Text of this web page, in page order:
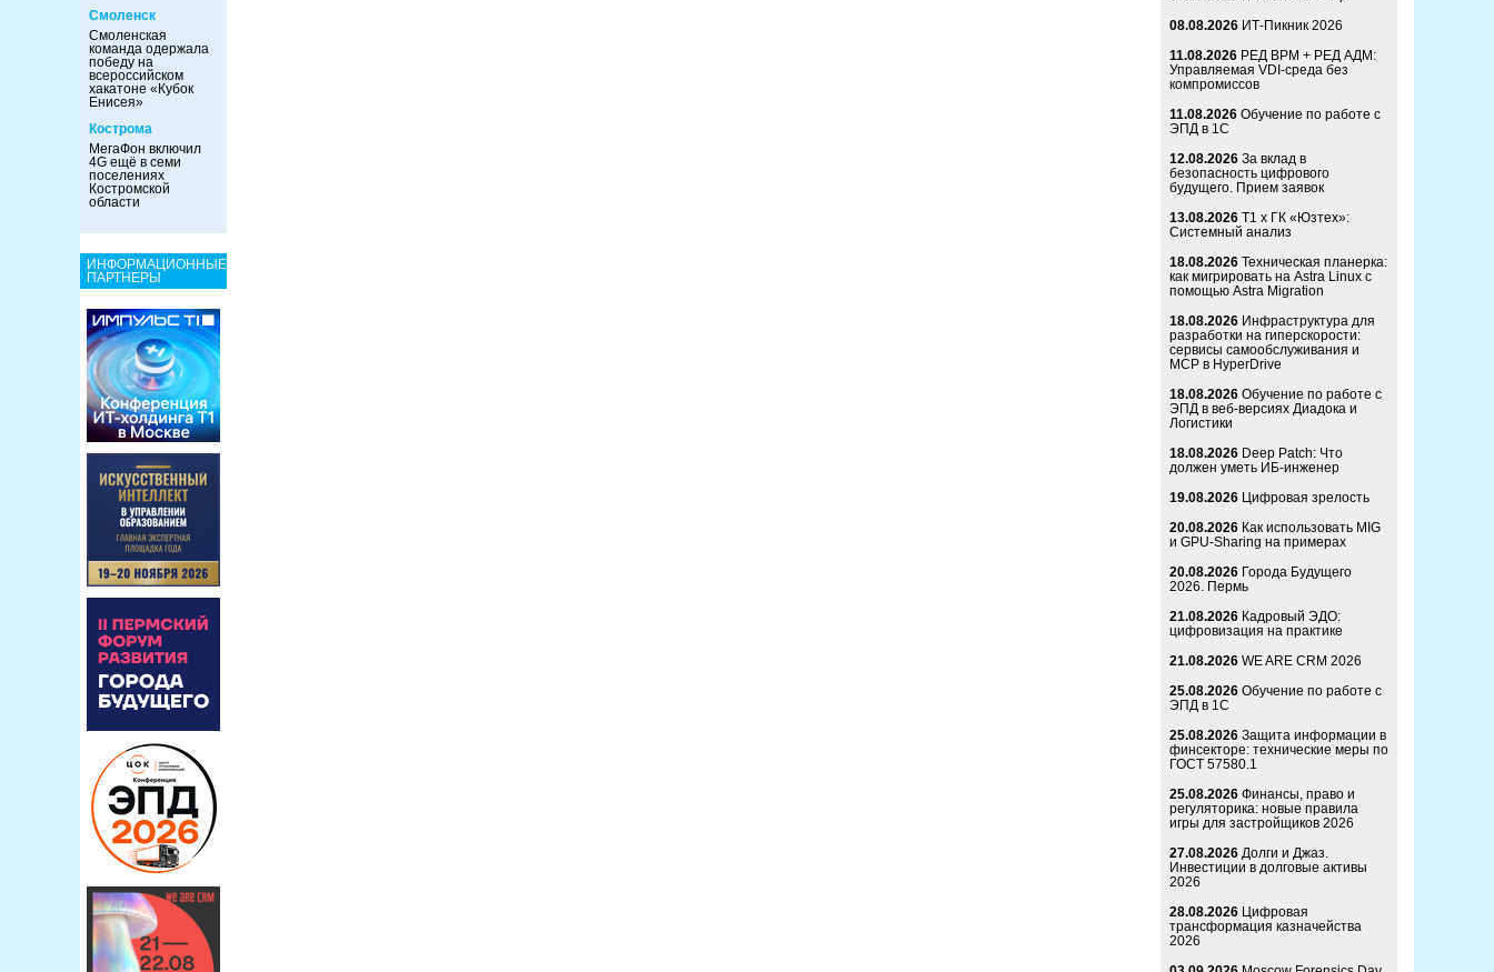
Смоленск
Смоленская
команда одержала
победу на
всероссийском
хакатоне «Кубок
Енисея»
Кострома
МегаФон включил
4G ещё в семи
поселениях
Костромской
области
ИНФОРМАЦИОННЫЕ
ПАРТНЕРЫ
08.08.2026 ИТ-Пикник 2026
11.08.2026 РЕД ВРМ + РЕД АДМ:
Управляемая VDI-среда без
компромиссов
11.08.2026 Обучение по работе с
ЭПД в 1С
12.08.2026 За вклад в
безопасность цифрового
будущего. Прием заявок
13.08.2026 Т1 x ГК «Юзтех»:
Системный анализ
18.08.2026 Техническая планерка:
как мигрировать на Astra Linux с
помощью Astra Migration
18.08.2026 Инфраструктура для
разработки на гиперскорости:
сервисы самообслуживания и
MCP в HyperDrive
18.08.2026 Обучение по работе с
ЭПД в веб-версиях Диадока и
Логистики
18.08.2026 Deep Patch: Что
должен уметь ИБ-инженер
19.08.2026 Цифровая зрелость
20.08.2026 Как использовать MIG
и GPU-Sharing на примерах
20.08.2026 Города Будущего
2026. Пермь
21.08.2026 Кадровый ЭДО:
цифровизация на практике
21.08.2026 WE ARE CRM 2026
25.08.2026 Обучение по работе с
ЭПД в 1С
25.08.2026 Защита информации в
финсекторе: технические меры по
ГОСТ 57580.1
25.08.2026 Финансы, право и
регуляторика: новые правила
игры для застройщиков 2026
27.08.2026 Долги и Джаз.
Инвестиции в долговые активы
2026
28.08.2026 Цифровая
трансформация казначейства
2026